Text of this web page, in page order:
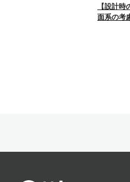
【設計
面系の考